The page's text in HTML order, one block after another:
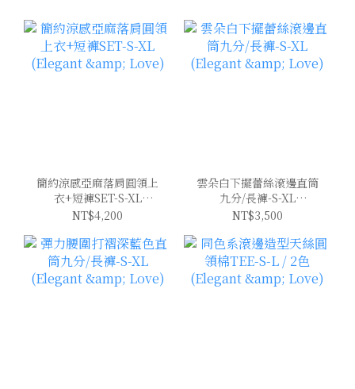
簡約涼感亞麻落肩圓領上
衣+短褲SET-S-XL
(Elegant & Love)
NT$4,200
雲朵白下擺蕾絲滾邊直筒
九分/長褲-S-XL
(Elegant & Love)
NT$3,500